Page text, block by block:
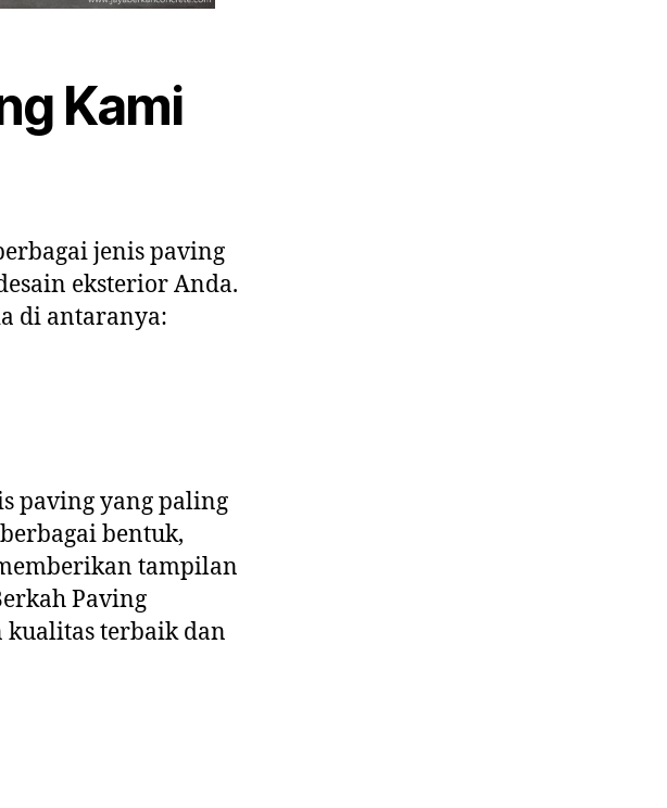
Kami
jenis paving
eksterior Anda.
di antaranya:
paving yang paling
bentuk,
tampilan
Paving
kualitas terbaik dan